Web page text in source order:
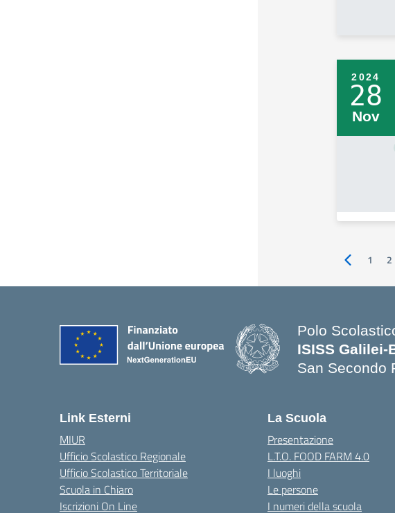
2024
28
Nov
Pagina
1 2
Polo
ISISS
San Secondo
Link Esterni
MIUR
Ufficio Scolastico Regionale
Ufficio Scolastico Territoriale
Scuola in Chiaro
Iscrizioni On Line
La Scuola
Presentazione
L.T.O. FOOD FARM 4.0
I luoghi
Le persone
I numeri della scuola